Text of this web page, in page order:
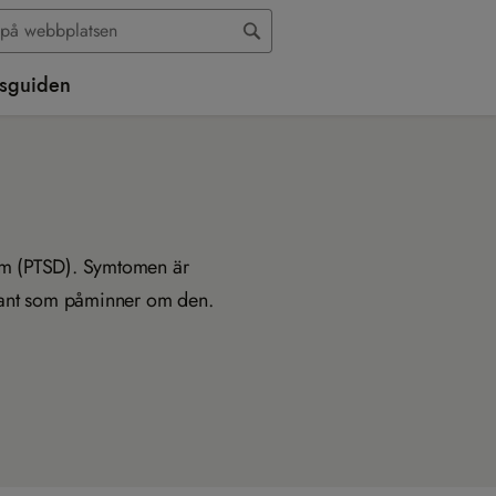
(PTSD). Symtomen är
som påminner om den.